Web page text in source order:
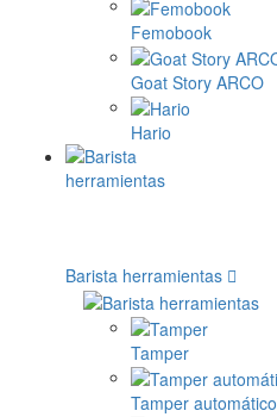
Femobook
Goat Story ARCO
Hario
Barista herramientas
Tamper
Tamper automático